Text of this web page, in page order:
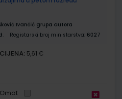
Ivančić grupa autora
Registarski broj ministarstva: 6027
CIJENA: 5,61 €
Omot